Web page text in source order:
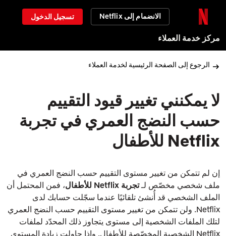
الانضمام إلى Netflix تسجيل الدخول
مركز خدمة العملاء
الرجوع إلى الصفحة الرئيسية لخدمة العملاء
لا يمكنني تغيير قيود التقييم
حسب النضج العمري في تجربة
Netflix للأطفال
إن لم تتمكن من تغيير مستوى التقييم حسب النضج العمري في
ملف شخصي مخصّص لـتجربة Netflix للأطفال
، فمن المحتمل أن
الملف الشخصي قد أُنشئ تلقائيًا عندما سجّلت حسابك لدى
Netflix. ولن تتمكن من تغيير مستوى التقييم حسب النضج العمري
لتلك الملفات الشخصية إلى مستوى يتجاوز ذلك المحدّد لملفات
Netflix الشخصية المخصّصة للأطفال. وإذا حاولت زيادة المستوى